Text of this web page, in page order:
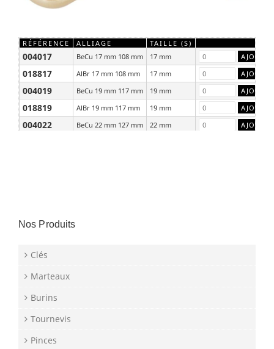
RÉFÉRENCE ALLIAGE TAILLE (S)
004017 BeCu 17 mm 108 mm 17 mm
018817 AlBr 17 mm 108 mm 17 mm
004019 BeCu 19 mm 117 mm 19 mm
018819 AlBr 19 mm 117 mm 19 mm
004022 BeCu 22 mm 127 mm 22 mm
Nos Produits
Clés
Marteaux
Burins
Tournevis
Pinces